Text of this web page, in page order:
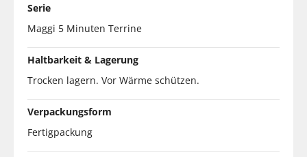
Serie
Maggi 5 Minuten Terrine
Haltbarkeit & Lagerung
Trocken lagern. Vor Wärme schützen.
Verpackungsform
Fertigpackung